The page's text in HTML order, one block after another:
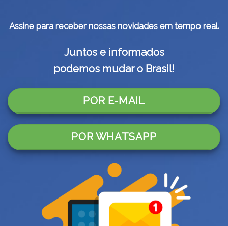
Assine para receber nossas novidades em tempo real.
Juntos e informados
podemos mudar o Brasil!
POR E-MAIL
POR WHATSAPP